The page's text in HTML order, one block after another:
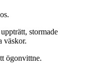
stormade
väskor.
ögonvittne.